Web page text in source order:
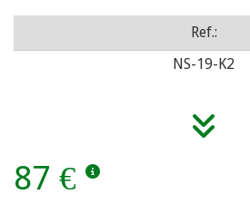
Ref.:
NS-19-K2
87 €